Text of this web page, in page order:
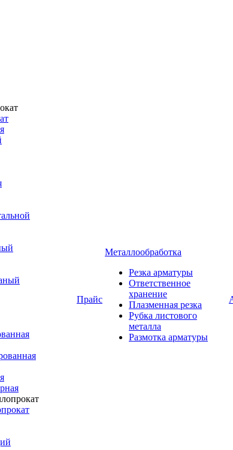
Прайс
Металлообработка
Резка арматуры
Ответственное
хранение
Плазменная резка
Рубка листового
металла
Размотка арматуры